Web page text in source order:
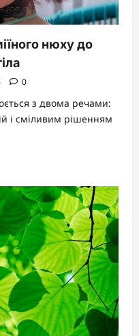
нюху до
0
з двома речами:
і сміливим рішенням